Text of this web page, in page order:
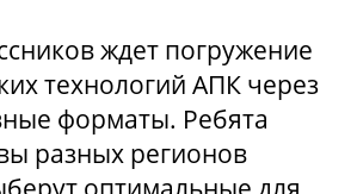
ждет погружение
технологий АПК через
форматы. Ребята
разных регионов